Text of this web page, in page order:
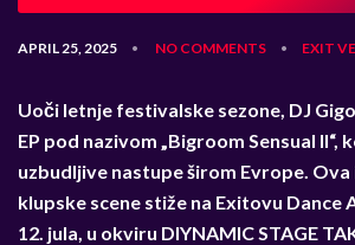
APRIL 25, 2025 • NO COMMENTS • EXIT
Uoči letnje festivalske sezone, DJ
EP pod nazivom „Bigroom Sensual II“,
uzbudljive nastupe širom Evrope.
klupske scene stiže na Exitovu Dance
12. jula, u okviru DIYNAMIC STAGE